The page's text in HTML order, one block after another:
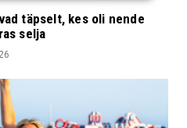
täpselt, kes oli nende
selja